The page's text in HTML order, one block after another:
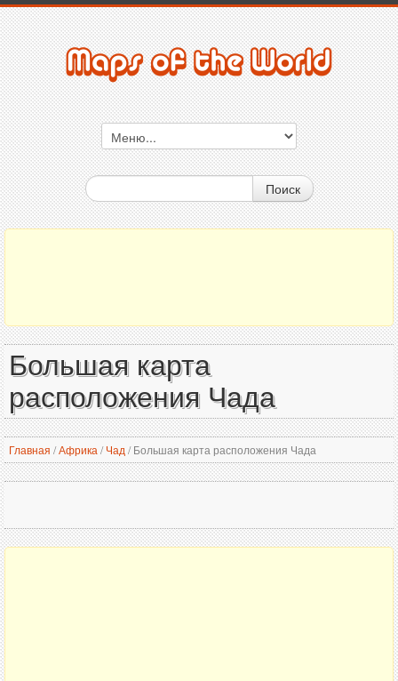
Поиск
Большая карта
расположения Чада
Главная /Африка / Чад /Большая карта расположения Чада